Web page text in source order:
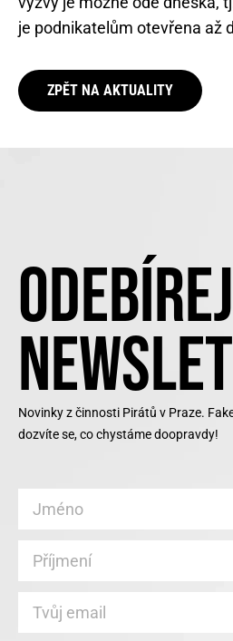
je podnikatelům otevřena až
ZPĚT NA AKTUALITY
Novinky z činnosti Pirátů v Praze.
dozvíte se, co chystáme doopravdy!